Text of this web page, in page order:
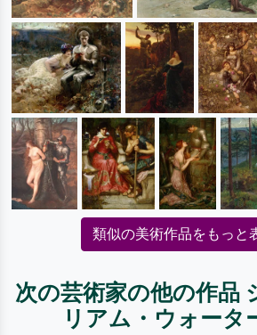
類似の美術作品をもっと
次の芸術家の他の作品
リアム・ウォータ